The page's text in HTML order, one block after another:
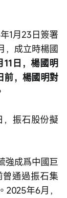
1月23日簽署
，成立時楊國
日，楊國明
前，楊國明對
振石股份擬
強成爲中國巨
通過振石集
年6月，